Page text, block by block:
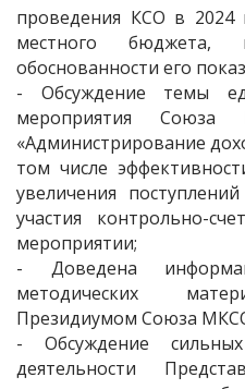
проведения КСО в 2024
местного бюджета,
обоснованности его
- Обсуждение темы
мероприятия
«Администрирование
том числе
увеличения
участия контрольно-
мероприятии;
- Доведена
методических
Президиумом Союза
- Обсуждение
деятельности